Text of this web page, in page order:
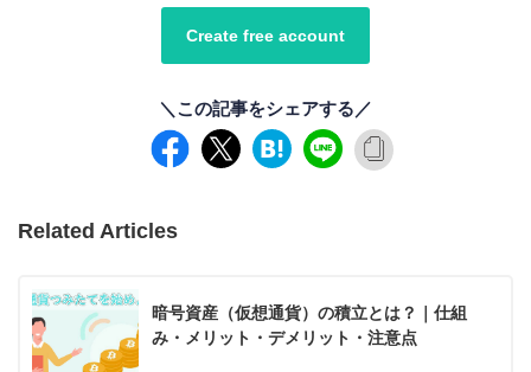
Create free account
＼この記事をシェアする／
Related Articles
暗号資産（仮想通貨）の積立とは？｜仕組
み・メリット・デメリット・注意点